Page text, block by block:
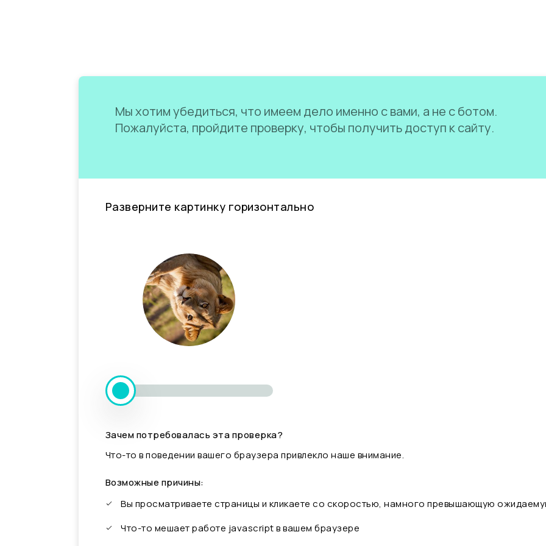
Мы хотим убедиться, что имеем дело именно с вами, а не с ботом.
Пожалуйста, пройдите проверку, чтобы получить доступ к сайту.
Разверните картинку горизонтально
Зачем потребовалась эта проверка?
Что-то в поведении вашего браузера привлекло наше внимание.
Возможные причины:
Вы просматриваете страницы и кликаете со скоростью, намного превышающую
Что-то мешает работе javascript в вашем браузере